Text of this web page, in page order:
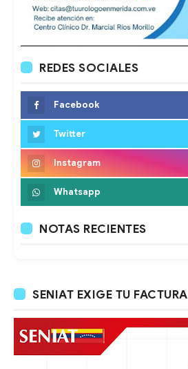
REDES SOCIALES
Facebook
Twitter
Instagram
Whatsapp
NOTAS RECIENTES
SENIAT EXIGE TU FACTURA